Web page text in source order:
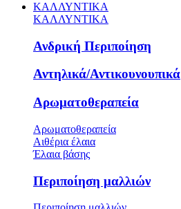
ΚΑΛΛΥΝΤΙΚΑ
ΚΑΛΛΥΝΤΙΚΑ
Ανδρική Περιποίηση
Αντηλικά/Αντικουνουπικά
Αρωματοθεραπεία
Αρωματοθεραπεία
Αιθέρια έλαια
Έλαια βάσης
Περιποίηση μαλλιών